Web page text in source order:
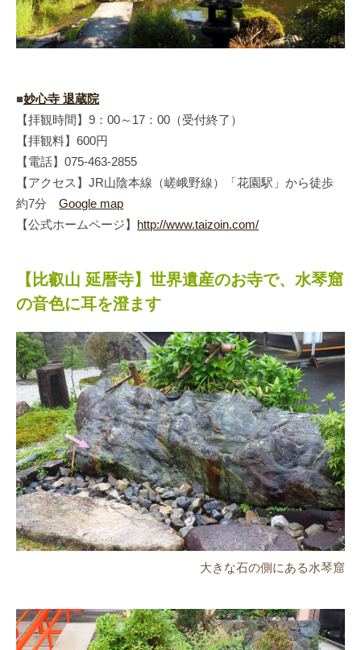
■妙心寺 退蔵院
【拝観時間】9：00～17：00（受付終了）
【拝観料】600円
【電話】075-463-2855
【アクセス】JR山陰本線（嵯峨野線）「花園駅」から徒歩
約7分Google map
【公式ホームページ】 http://www.taizoin.com/
【比叡山 延暦寺】世界遺産のお寺で、水琴窟
の音色に耳を澄ます
大きな石の側にある水琴窟